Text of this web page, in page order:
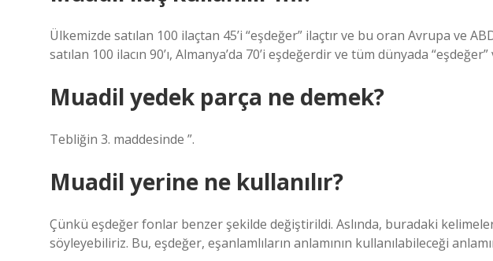
Ülkemizde satılan 100 ilaçtan 45’i “eşdeğer” ilaçtır ve bu oran Avrupa ve
satılan 100 ilacın 90’ı, Almanya’da 70’i eşdeğerdir ve tüm dünyada
Muadil yedek parça ne demek?
Tebliğin 3. maddesinde ”.
Muadil yerine ne kullanılır?
Çünkü eşdeğer fonlar benzer şekilde değiştirildi. Aslında, buradaki
söyleyebiliriz. Bu, eşdeğer, eşanlamlıların anlamının kullanılabileceği